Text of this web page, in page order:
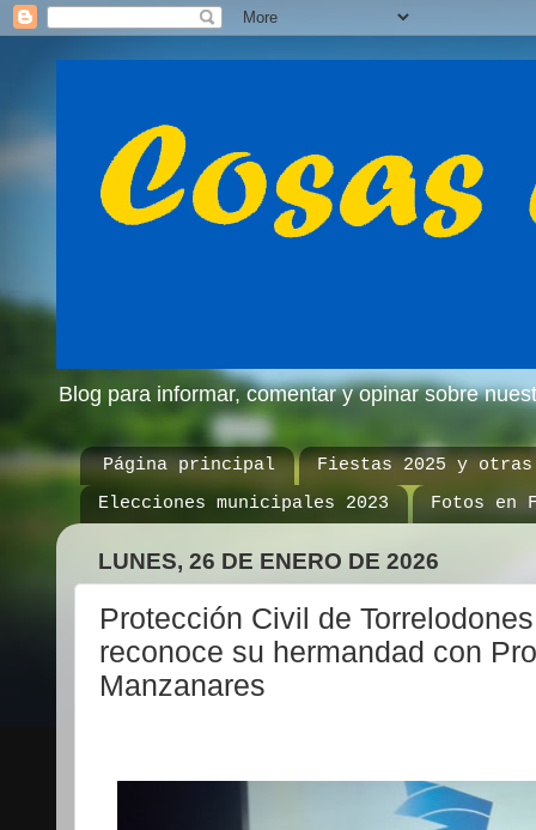
Blog para informar, comentar y opinar sobre
Página principal
Fiestas 2025 y otras
Elecciones municipales 2023
Fotos en
LUNES, 26 DE ENERO DE 2026
Protección Civil de
reconoce su hermandad con
Manzanares